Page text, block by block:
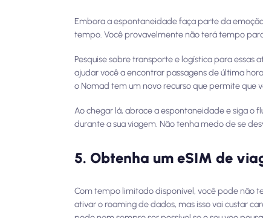
Embora a espontaneidade faça parte da
tempo. Você provavelmente não terá tempo
Pesquise sobre transporte e logística para essas
ajudar você a encontrar passagens de última
o Nomad tem um novo recurso que permite que
Ao chegar lá, abrace a espontaneidade e siga o
durante a sua viagem. Não tenha medo de se
5. Obtenha um eSIM de
Com tempo limitado disponível, você pode não
ativar o roaming de dados, mas isso vai custar